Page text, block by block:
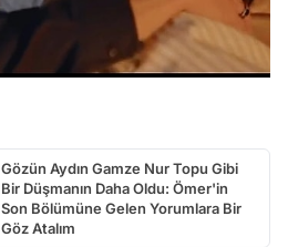
Gözün Aydın Gamze Nur Topu Gibi
Bir Düşmanın Daha Oldu: Ömer'in
Son Bölümüne Gelen Yorumlara Bir
Göz Atalım